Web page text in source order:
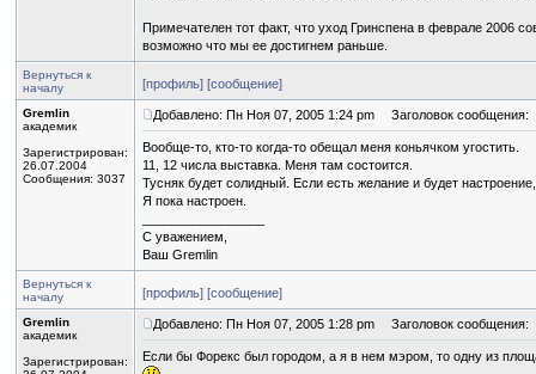
Примечателен тот факт, что уход Гринспена в феврале 2006
возможно что мы ее достигнем раньше.
Вернуться к
началу
[профиль] [сообщение]
Gremlin
академик
Зарегистрирован:
26.07.2004
Сообщения: 3037
Добавлено: Пн Ноя 07, 2005 1:24 pm Заголовок сообщения:
Вообще-то, кто-то когда-то обещал меня коньячком угостить.
11, 12 числа выставка. Меня там состоится.
Тусняк будет солидный. Если есть желание и будет
Я пока настроен.
С уважением,
Ваш Gremlin
Вернуться к
началу
[профиль] [сообщение]
Gremlin
академик
Зарегистрирован:
Добавлено: Пн Ноя 07, 2005 1:28 pm Заголовок сообщения:
Если бы Форекс был городом, а я в нем мэром, то одну из